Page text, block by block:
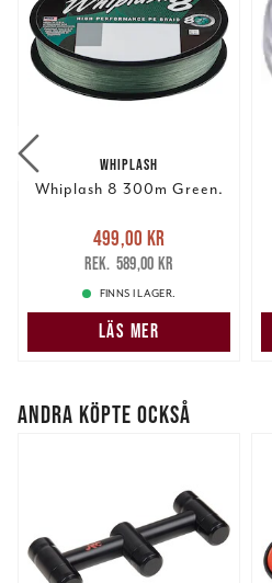
WHIPLASH
Whiplash 8 300m Green.
Nuvarande pris
499,00 krTidigare pris
589,00 kr
499,00 kr
589,00 kr
FINNS I LAGER.
LÄS MER
ANDRA KÖPTE OCKSÅ